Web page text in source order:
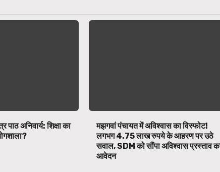
अनिवार्य: शिक्षा का
मझगवां पंचायत में अविश्वास का विस्फोट!
लगभग 4.75 लाख रुपये के आहरण पर उठे
सवाल, SDM को सौंपा अविश्वास प्रस्ताव
आवेदन